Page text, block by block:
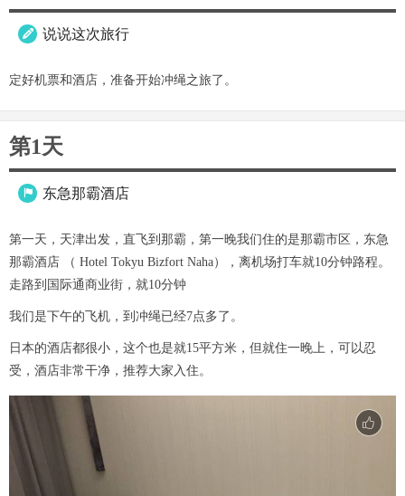
 说说这次旅行
定好机票和酒店，准备开始冲绳之旅了。
第1天
 东急那霸酒店
第一天，天津出发，直飞到那霸，第一晚我们住的是那霸市区，东急
那霸酒店 （ Hotel Tokyu Bizfort Naha），离机场打车就10分钟路程。
走路到国际通商业街，就10分钟
我们是下午的飞机，到冲绳已经7点多了。
日本的酒店都很小，这个也是就15平方米，但就住一晚上，可以忍
受，酒店非常干净，推荐大家入住。